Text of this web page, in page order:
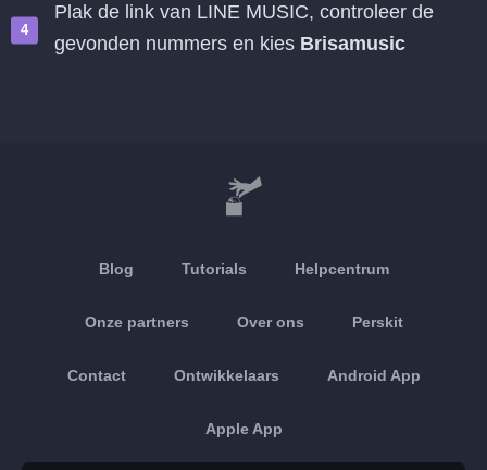
Plak de link van LINE MUSIC, controleer de
gevonden nummers en kies Brisamusic
Blog Tutorials Helpcentrum
Onze partners Over ons Perskit
Contact Ontwikkelaars Android App
Apple App